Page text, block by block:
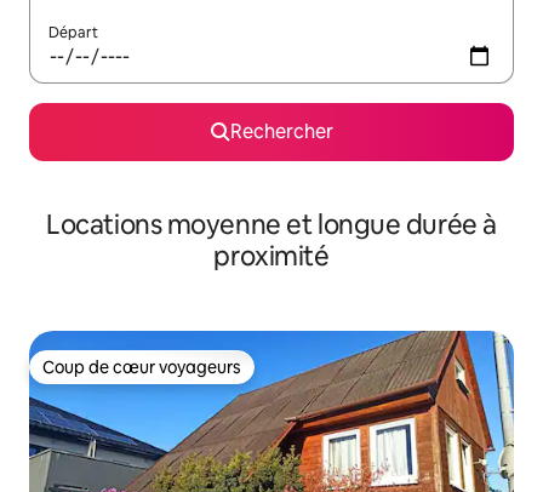
Départ
Rechercher
Locations moyenne et longue durée à
proximité
Coup de cœur voyageurs
Coup de cœur voyageurs